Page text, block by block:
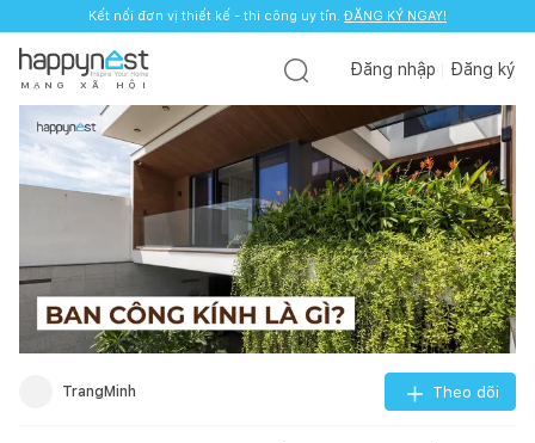
Kết nối đơn vị thiết kế - thi công uy tín. ĐĂNG KÝ NGAY!
M Ạ N G X Ã H Ộ I
Đăng nhập Đăng ký
TrangMinh Theo dõi